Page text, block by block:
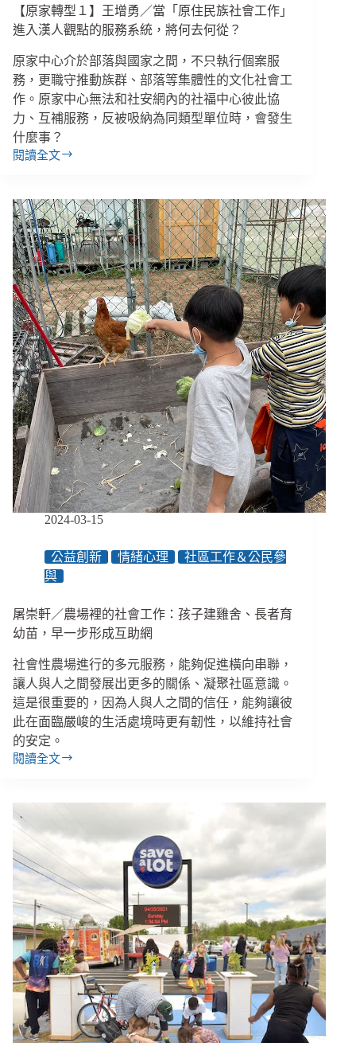
的
現
同
化
政
策
【原家轉型１】王增勇／當「原住民族社會工作」
進入漢人觀點的服務系統，將何去何從？
原家中心介於部落與國家之間，不只執行個案服
務，更職守推動族群、部落等集體性的文化社會工
作。原家中心無法和社安網內的社福中心彼此協
力、互補服務，反被吸納為同類型單位時，會發生
什麼事？
閱讀全文
【原
型
１】
王
增
勇
／
當
「原
住
民
族
社
會
工
作」
進
入
漢
人
系
統，
何
去
何
從？
2024-03-15
公益創新 情緒心理
社區工作＆公民參
與
屠崇軒／農場裡的社會工作：孩子建雞舍、長者育
幼苗，早一步形成互助網
社會性農場進行的多元服務，能夠促進橫向串聯，
讓人與人之間發展出更多的關係、凝聚社區意識。
這是很重要的，因為人與人之間的信任，能夠讓彼
此在面臨嚴峻的生活處境時更有韌性，以維持社會
的安定。
閱讀全文
屠
／
農
場
裡
社
會
工
作：
孩
子
雞
舍、